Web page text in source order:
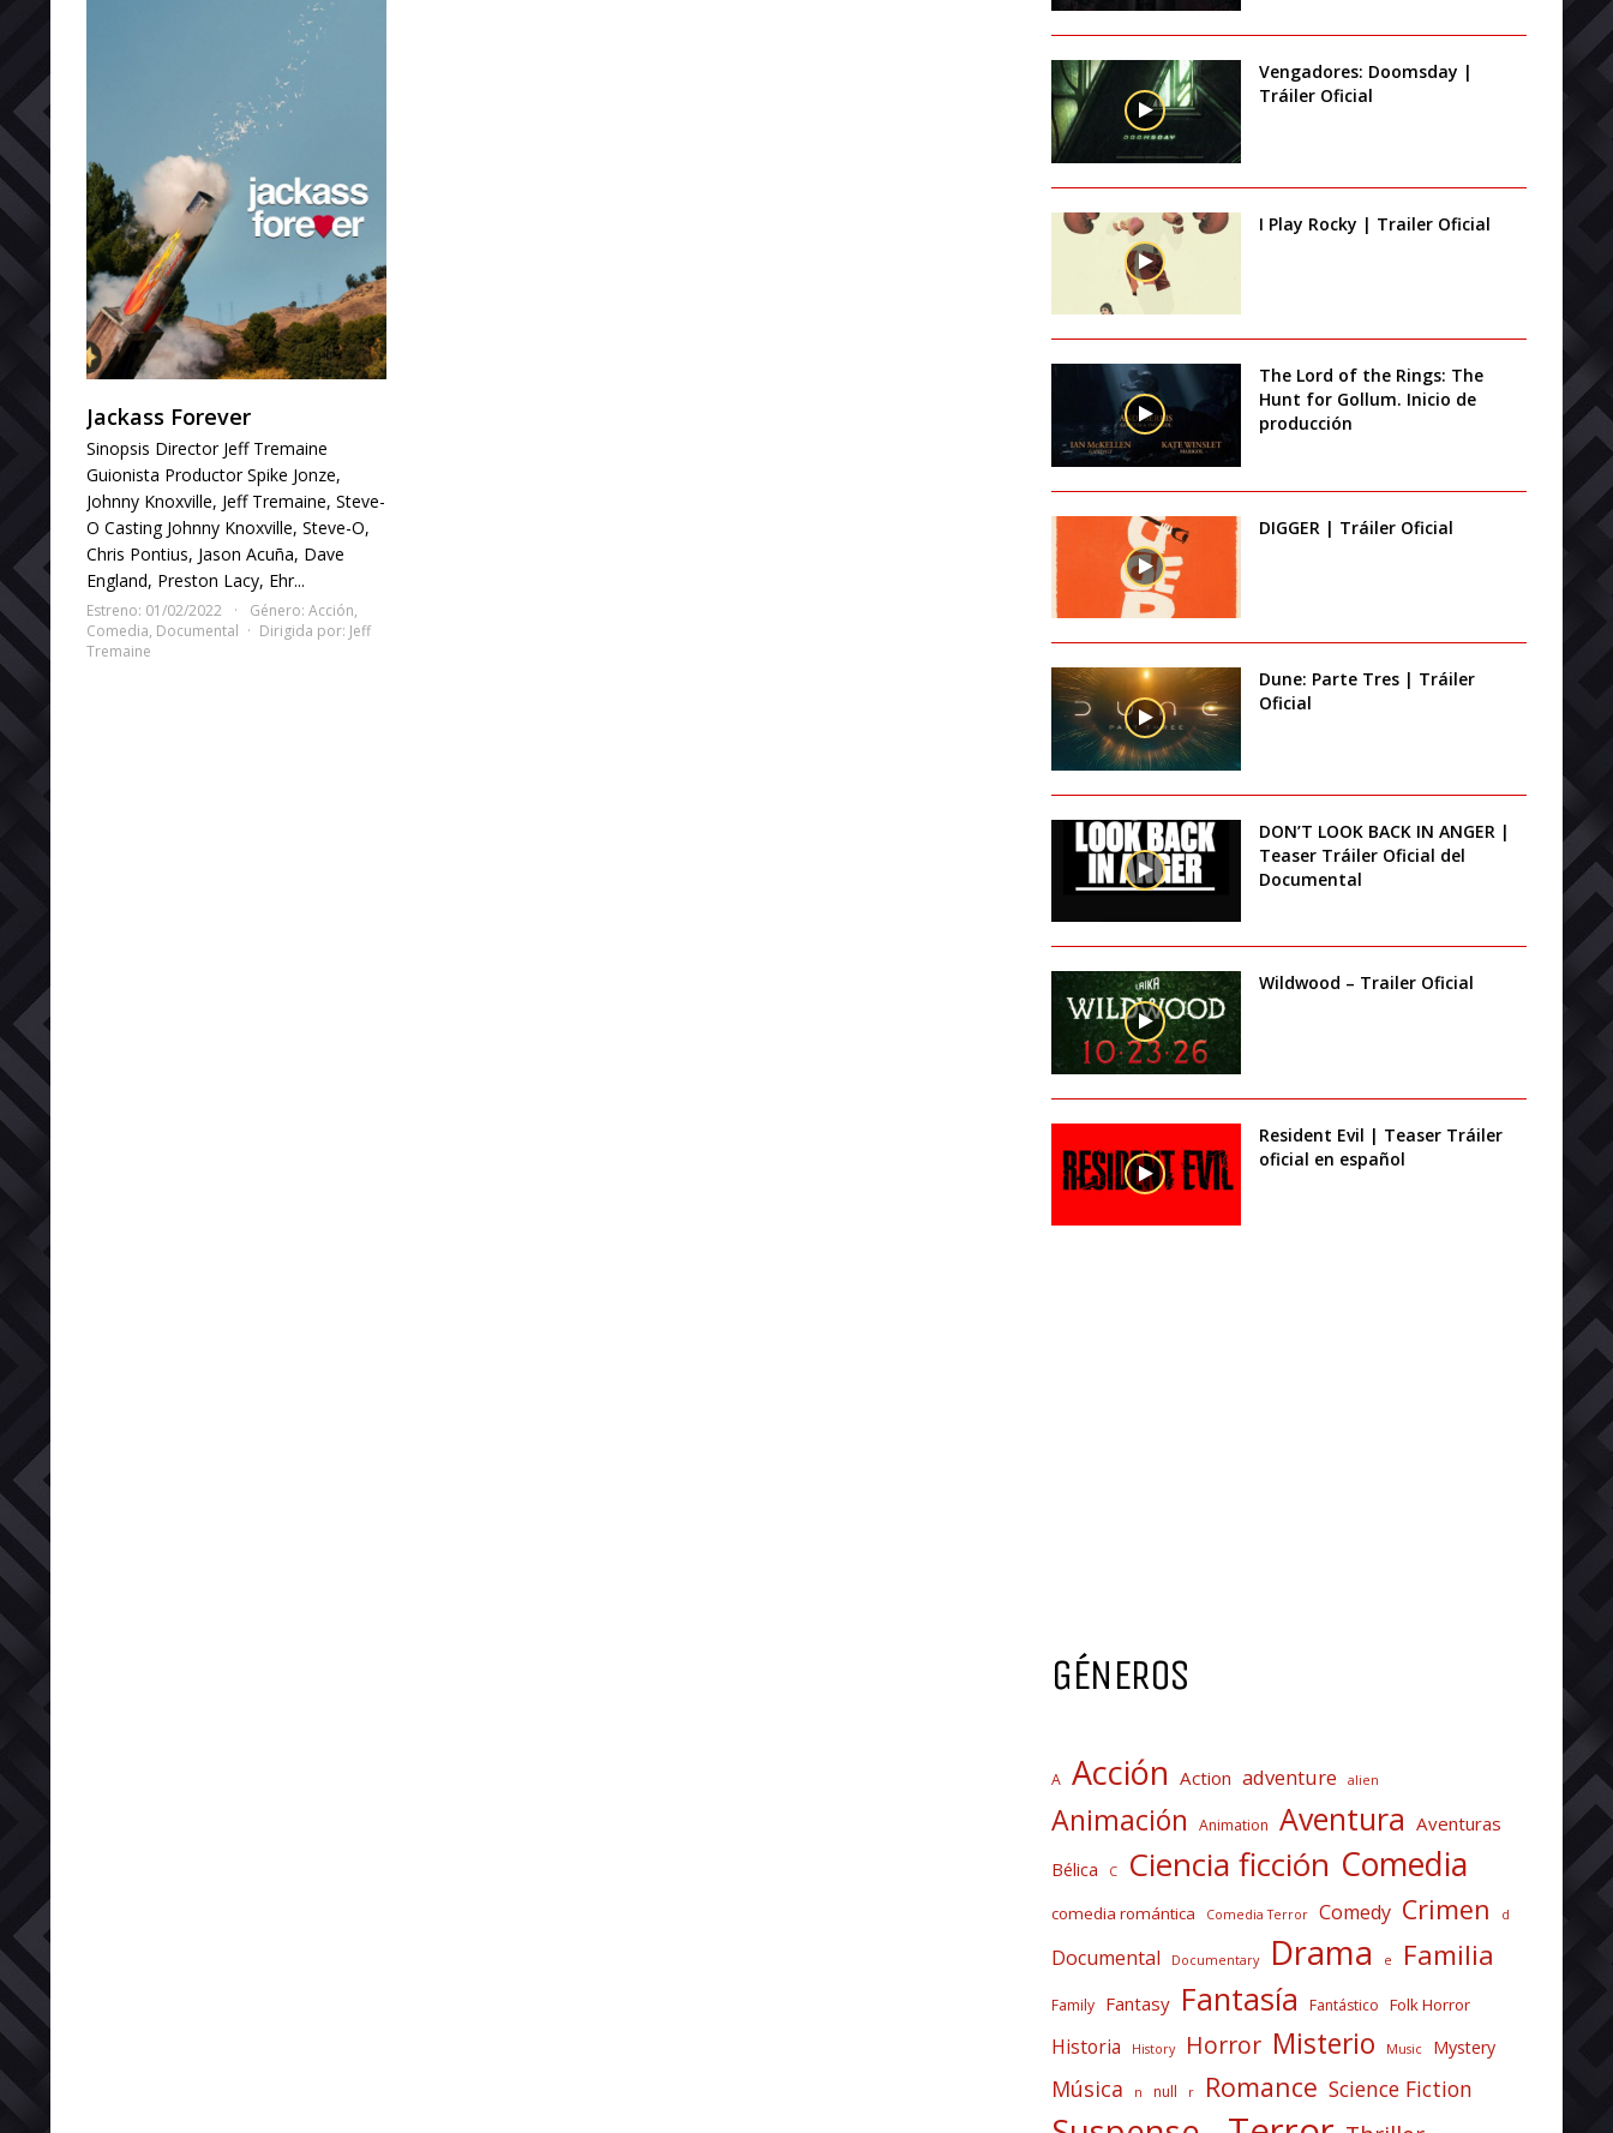
Jackass Forever
Sinopsis Director Jeff Tremaine
Guionista Productor Spike Jonze,
Johnny Knoxville, Jeff Tremaine, Steve-
O Casting Johnny Knoxville, Steve-O,
Chris Pontius, Jason Acuña, Dave
England, Preston Lacy, Ehr...
Estreno: 01/02/2022 Género: Acción,
Comedia, Documental Dirigida por: Jeff
Tremaine
Vengadores: Doomsday |
Tráiler Oficial
I Play Rocky | Trailer Oficial
The Lord of the Rings: The
Hunt for Gollum. Inicio de
producción
DIGGER | Tráiler Oficial
Dune: Parte Tres | Tráiler
Oficial
DON’T LOOK BACK IN ANGER |
Teaser Tráiler Oficial del
Documental
Wildwood – Trailer Oficial
Resident Evil | Teaser Tráiler
oficial en español
GÉNEROS
A Acción Action adventure alien
Animación Animation Aventura Aventuras
Bélica C Ciencia ficción Comedia
comedia romántica Comedia Terror Comedy Crimen d
Documental Documentary Drama e Familia
Family Fantasy Fantasía Fantástico Folk Horror
Historia History Horror Misterio Music Mystery
Música n null r Romance Science Fiction